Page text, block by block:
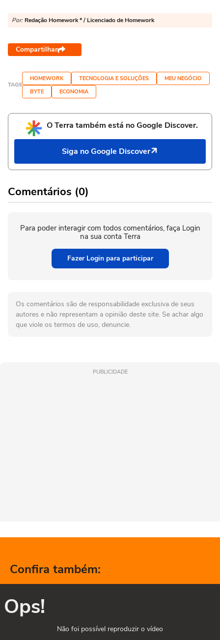
Por: Redação Homework * / Licenciado de Homework
Compartilhar
TAGS
HOMEWORK TECNOLOGIA E SOLUÇÕES
MEU NEGÓCIO
BYTE
ECONOMIA
O Terra também está no Google Discover.
Siga no Google Discover
Comentários (0)
Para poder interagir com todos comentários, faça Login
na sua conta Terra
Fazer Login para participar
Os comentários são de responsabilidade exclusiva de seus
autores e não representam a opinião deste site. Se achar algo
que viole os termos de uso, denuncie.
PUBLICIDADE
Confira também:
Ops!
Não foi possível reproduzir o vídeo